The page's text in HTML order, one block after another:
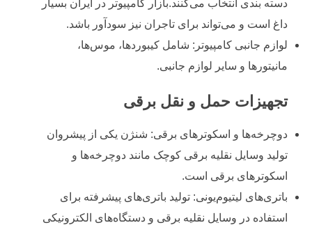
دسته بندی انتخاب می‌کنند.بازار کامپیوتر در ایران بسیار
داغ است و می‌تواند برای تاجران نیز سودآور باشد.
لوازم جانبی کامپیوتر: شامل کیبوردها، موس‌ها،
مانیتورها و سایر لوازم جانبی.
تجهیزات حمل و نقل برقی
دوچرخه‌ها و اسکوترهای برقی: شنژن یکی از پیشروان
تولید وسایل نقلیه برقی کوچک مانند دوچرخه‌ها و
اسکوترهای برقی است.
باتری‌های لیتیوم‌یونی: تولید باتری‌های پیشرفته برای
استفاده در وسایل نقلیه برقی و دستگاه‌های الکترونیکی